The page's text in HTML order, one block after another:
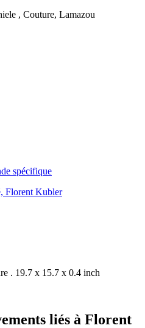
, Couture, Lamazou
spécifique
. 19.7 x 15.7 x 0.4 inch
liés à Florent